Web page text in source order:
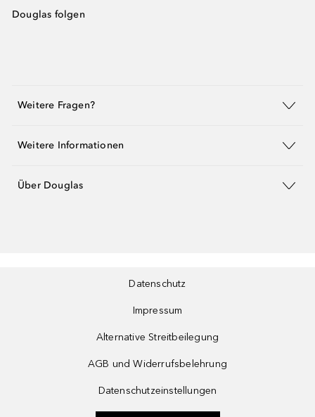
Douglas folgen
Weitere Fragen?
Weitere Informationen
Über Douglas
Datenschutz
Impressum
Alternative Streitbeilegung
AGB und Widerrufsbelehrung
Datenschutzeinstellungen